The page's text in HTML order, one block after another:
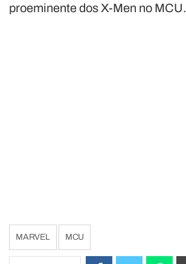
proeminente dos X-Men no MCU.
MARVEL MCU